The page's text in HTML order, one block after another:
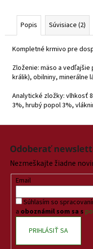
Popis Súvisiace (2)
Kompletné krmivo pre
Zloženie: mäso a
králik), obilniny, minerálne
Analytické zložky: vlhkosť
3%, hrubý popol 3%,
Z
Odoberať
Nezmeškajte žiadne
Email
Súhlasím so
a oboznámil som sa s
PRIHLÁSIŤ SA